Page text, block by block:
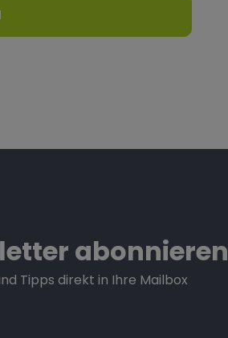
abonnieren
Tipps direkt in Ihre Mailbox